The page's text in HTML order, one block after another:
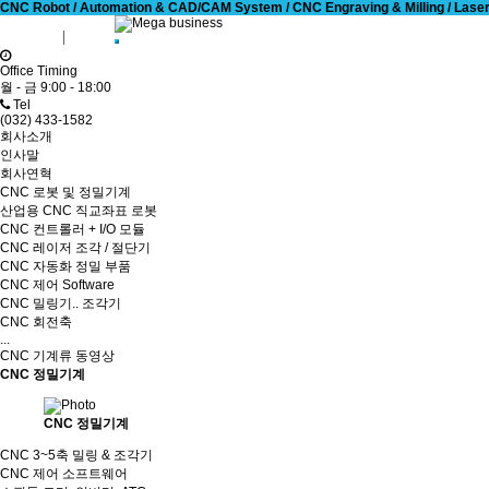
CNC Robot / Automation & CAD/CAM System / CNC Engraving & Milling /
Office Timing
월 - 금 9:00 - 18:00
Tel
(032) 433-1582
회사소개
인사말
회사연혁
CNC 로봇 및 정밀기계
산업용 CNC 직교좌표 로봇
CNC 컨트롤러 + I/O 모듈
CNC 레이저 조각 / 절단기
CNC 자동화 정밀 부품
CNC 제어 Software
CNC 밀링기.. 조각기
CNC 회전축
...
CNC 기계류 동영상
CNC 정밀기계
CNC 정밀기계
CNC 3~5축 밀링 & 조각기
CNC 제어 소프트웨어